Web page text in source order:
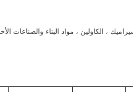
، الكاولين ، مواد البناء والصناعات